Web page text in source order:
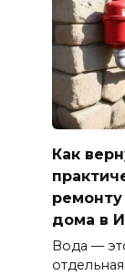
Как
дома в
Вода —